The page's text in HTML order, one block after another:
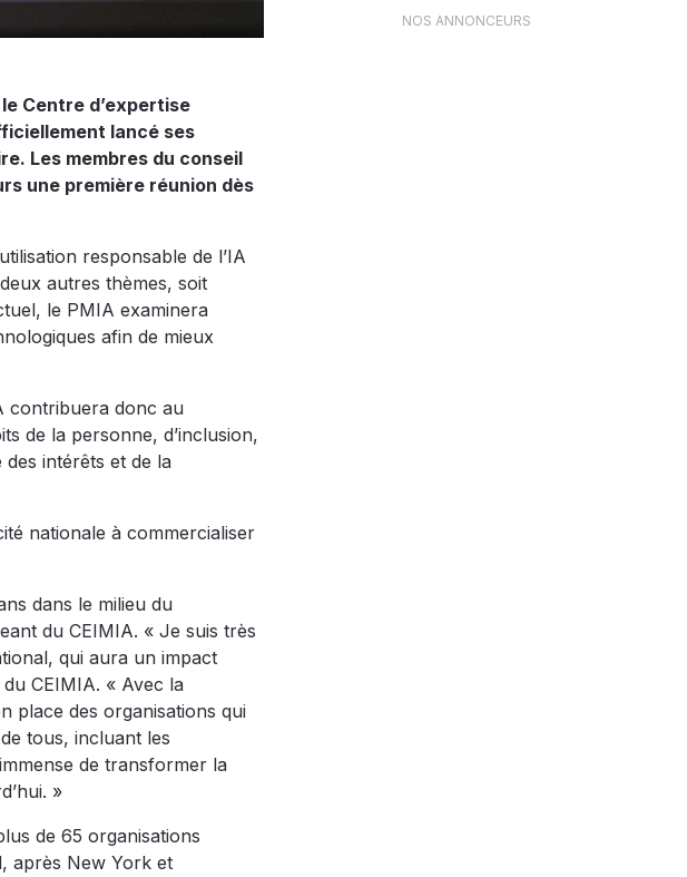
Centre d’expertise
lancé ses
Les membres du conseil
une première réunion dès
responsable de l’IA
autres thèmes, soit
le PMIA examinera
afin de mieux
contribuera donc au
de la personne, d’inclusion,
intérêts et de la
nationale à commercialiser
dans le milieu du
du CEIMIA. « Je suis très
qui aura un impact
CEIMIA. « Avec la
place des organisations qui
tous, incluant les
de transformer la
»
de 65 organisations
après New York et
NOS ANNONCEURS